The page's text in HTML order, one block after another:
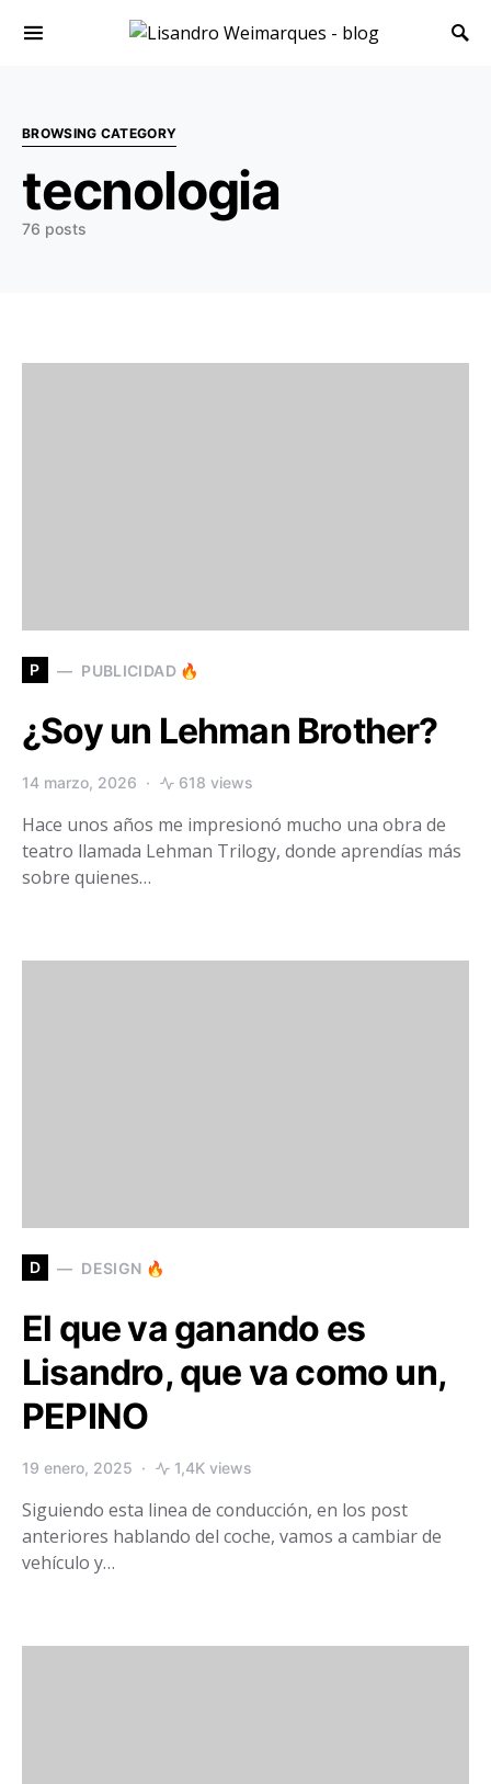
Search for:
BROWSING CATEGORY
tecnologia
76 posts
P PUBLICIDAD 🔥
¿Soy un Lehman Brother?
14 marzo, 2026 618 views
Hace unos años me impresionó mucho una obra de
teatro llamada Lehman Trilogy, donde aprendías más
sobre quienes…
D DESIGN 🔥
El que va ganando es
Lisandro, que va como un,
PEPINO
19 enero, 2025 1,4K views
Siguiendo esta linea de conducción, en los post
anteriores hablando del coche, vamos a cambiar de
vehículo y…